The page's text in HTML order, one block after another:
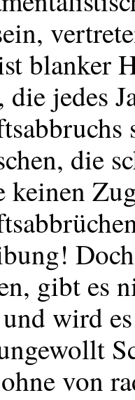
blanker
die jedes
die
keinen
gibt es
wird
von